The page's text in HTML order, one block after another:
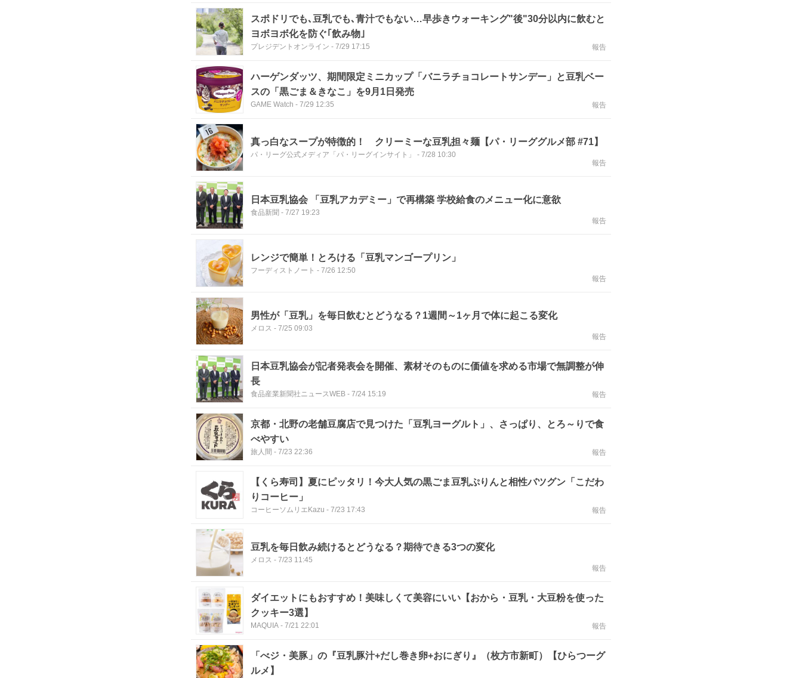
スポドリでも､豆乳でも､青汁でもない…早歩きウォーキング"後"30分以内に飲むと
ヨボヨボ化を防ぐ｢飲み物｣
プレジデントオンライン - 7/29 17:15 報告
ハーゲンダッツ、期間限定ミニカップ「バニラチョコレートサンデー」と豆乳ベー
スの「黒ごま＆きなこ」を9月1日発売
GAME Watch - 7/29 12:35 報告
真っ白なスープが特徴的！ クリーミーな豆乳担々麺【パ・リーググルメ部 #71】
パ・リーグ公式メディア「パ・リーグインサイト」 - 7/28 10:30
報告
日本豆乳協会 「豆乳アカデミー」で再構築 学校給食のメニュー化に意欲
食品新聞 - 7/27 19:23
報告
レンジで簡単！とろける「豆乳マンゴープリン」
フーディストノート - 7/26 12:50
報告
男性が「豆乳」を毎日飲むとどうなる？1週間～1ヶ月で体に起こる変化
メロス - 7/25 09:03
報告
日本豆乳協会が記者発表会を開催、素材そのものに価値を求める市場で無調整が伸
長
食品産業新聞社ニュースWEB - 7/24 15:19 報告
京都・北野の老舗豆腐店で見つけた「豆乳ヨーグルト」、さっぱり、とろ～りで食
べやすい
旅人間 - 7/23 22:36 報告
【くら寿司】夏にピッタリ！今大人気の黒ごま豆乳ぷりんと相性バツグン「こだわ
りコーヒー」
コーヒーソムリエKazu - 7/23 17:43 報告
豆乳を毎日飲み続けるとどうなる？期待できる3つの変化
メロス - 7/23 11:45
報告
ダイエットにもおすすめ！美味しくて美容にいい【おから・豆乳・大豆粉を使った
クッキー3選】
MAQUIA - 7/21 22:01 報告
「べジ・美豚」の『豆乳豚汁+だし巻き卵+おにぎり』（枚方市新町）【ひらつーグ
ルメ】